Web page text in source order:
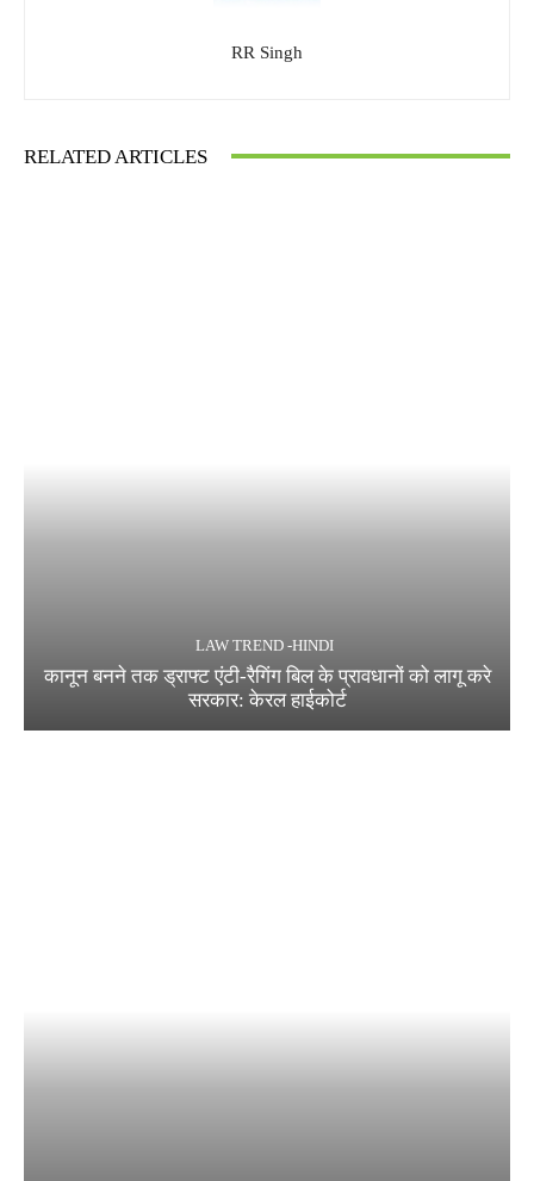
RR Singh
RELATED ARTICLES
LAW TREND -HINDI
कानून बनने तक ड्राफ्ट एंटी-रैगिंग बिल के प्रावधानों को लागू करे
सरकार: केरल हाईकोर्ट